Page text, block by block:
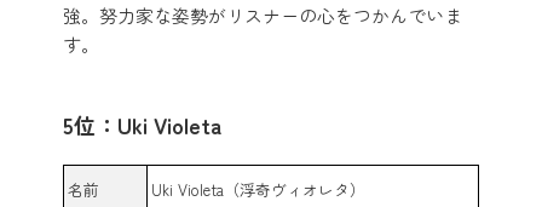
強。努力家な姿勢がリスナーの心をつかんでいま
す。
5位：Uki Violeta
名前 Uki Violeta（浮奇ヴィオレタ）